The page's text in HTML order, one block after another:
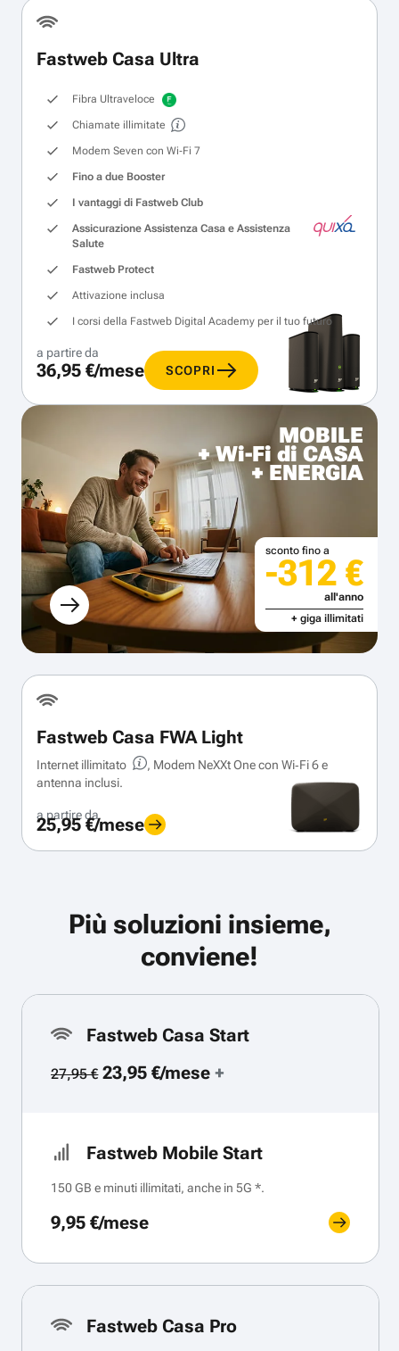
Fastweb Casa Ultra
Fibra Ultraveloce
Chiamate illimitate
Modem Seven con Wi‑Fi 7
Fino a due Booster
I vantaggi di Fastweb Club
Assicurazione Assistenza Casa e Assistenza
Salute
Fastweb Protect
Attivazione inclusa
I corsi della Fastweb Digital Academy per il tuo futuro
a partire da
36,95 €/mese SCOPRI
MOBILE
+ Wi-Fi di CASA
+ ENERGIA
sconto fino a
-312 €
all'anno
+ giga illimitati
Fastweb Casa FWA Light
Internet illimitato
, Modem NeXXt One con Wi‑Fi 6 e
antenna inclusi.
a partire da
25,95 €/mese
Più soluzioni insieme,
conviene!
Fastweb Casa Start
27,95 €23,95 €/mese+
Fastweb Mobile Start
150 GB e minuti illimitati, anche in 5G *.
9,95 €/mese
Fastweb Casa Pro